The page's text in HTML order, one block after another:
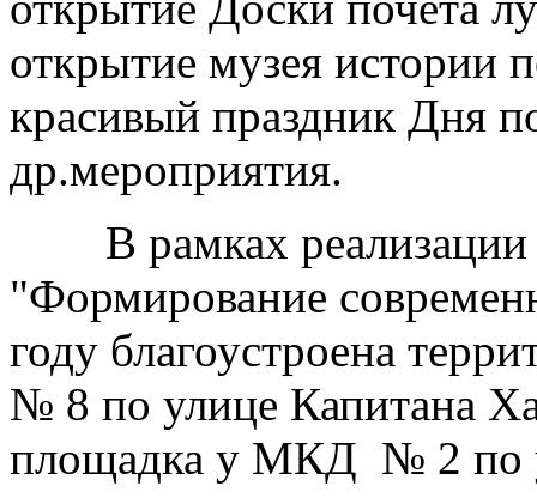
открытие музея истории
красивый праздник Дня
др.мероприятия.
В рамках реализации
"Формирование
году благоустроена
№ 8 по улице Капитана
площадка у МКД № 2 по